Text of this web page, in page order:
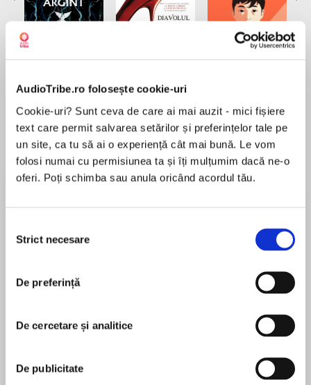
AudioTribe.ro folosește cookie-uri
Cookie-uri? Sunt ceva de care ai mai auzit - mici fișiere
text care permit salvarea setărilor și preferințelor tale pe
un site, ca tu să ai o experiență cât mai bună. Le vom
folosi numai cu permisiunea ta și îți mulțumim dacă ne-o
oferi. Poți schimba sau anula oricând acordul tău.
consimțământului
Strict necesare
De preferință
De cercetare și analitice
De publicitate
Desprecarte
Letters home from an adventuring wolf cub,
Dear Mum and Dad,
only cleaned my teeth last week for a joke. And
brushing my fur, and going to bed early, that
was just tricks to trick you! Why must I go to
Cunning College to learn Uncle Bigbad’s 9 Rules
În acest moment nu există recenzii